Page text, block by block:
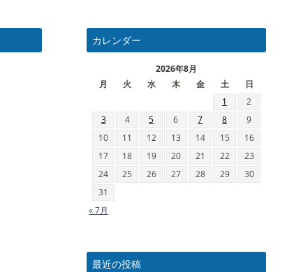
カレンダー
2026年8月
月
火 水 木 金 土
日
1
2
3
4 5 6 7 8
9
10
11 12 13 14 15
16
17
18 19 20 21 22
23
24
25 26 27 28 29
30
31
« 7月
最近の投稿